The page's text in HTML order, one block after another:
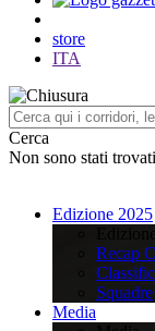
store
ITA
Cerca
Non sono stati
Edizione 2025
Recap
Squadre
Media